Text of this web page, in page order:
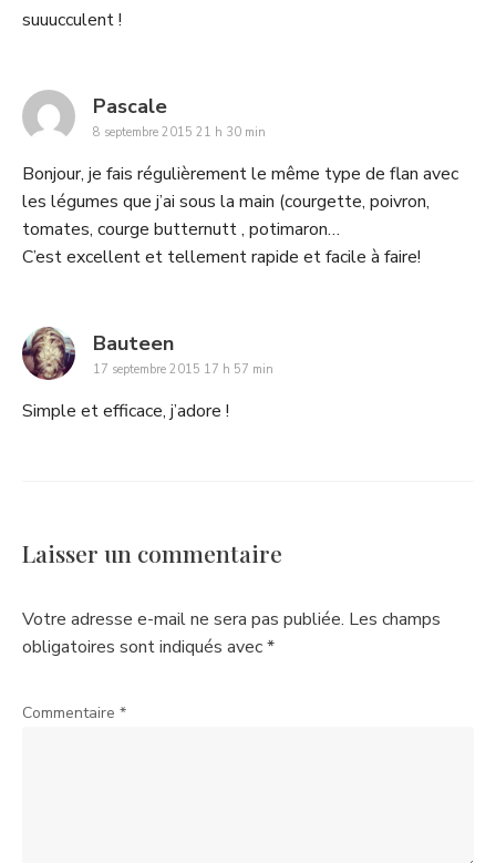
suuucculent !
Pascalesays:
8 septembre 2015 21 h 30 min
Bonjour, je fais régulièrement le même type de flan avec
les légumes que j’ai sous la main (courgette, poivron,
tomates, courge butternutt , potimaron…
C’est excellent et tellement rapide et facile à faire!
Bauteensays:
17 septembre 2015 17 h 57 min
Simple et efficace, j’adore !
Laisser un commentaire
Votre adresse e-mail ne sera pas publiée. Les champs
obligatoires sont indiqués avec*
Commentaire *